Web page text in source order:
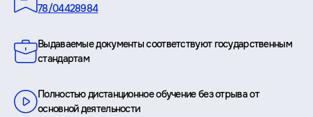
78/04428984
Выдаваемые документы соответствуют государственным
стандартам
Полностью дистанционное обучение без отрыва от
основной деятельности